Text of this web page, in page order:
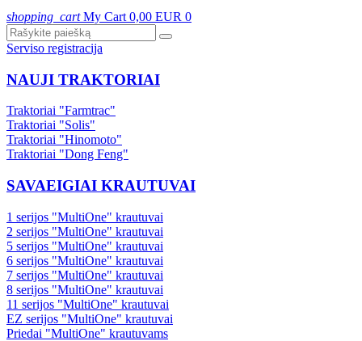
shopping_cart My Cart 0,00 EUR 0
Serviso registracija
NAUJI TRAKTORIAI
Traktoriai "Farmtrac"
Traktoriai "Solis"
Traktoriai "Hinomoto"
Traktoriai "Dong Feng"
SAVAEIGIAI KRAUTUVAI
1 serijos "MultiOne" krautuvai
2 serijos "MultiOne" krautuvai
5 serijos "MultiOne" krautuvai
6 serijos "MultiOne" krautuvai
7 serijos "MultiOne" krautuvai
8 serijos "MultiOne" krautuvai
11 serijos "MultiOne" krautuvai
EZ serijos "MultiOne" krautuvai
Priedai "MultiOne" krautuvams